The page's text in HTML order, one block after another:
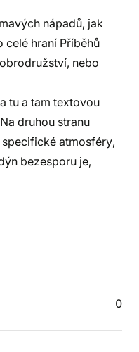
nápadů, jak
hraní Příběhů
nebo
tu a tam textovou
druhou stranu
atmosféry,
bezesporu je,
0